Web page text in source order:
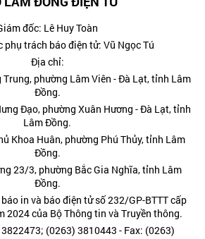
đốc: Lê Huy Toàn
phụ trách báo điện tử: Vũ Ngọc Tú
Địa chỉ:
Trung, phường Lâm Viên - Đà Lạt, tỉnh Lâm
Đồng.
Đạo, phường Xuân Hương - Đà Lạt, tỉnh
Lâm Đồng.
Khoa Huân, phường Phú Thủy, tỉnh Lâm
Đồng.
23/3, phường Bắc Gia Nghĩa, tỉnh Lâm
Đồng.
in và báo điện tử số 232/GP-BTTT cấp
2024 của Bộ Thông tin và Truyền thông.
(0263) 3810443 - Fax: (0263)